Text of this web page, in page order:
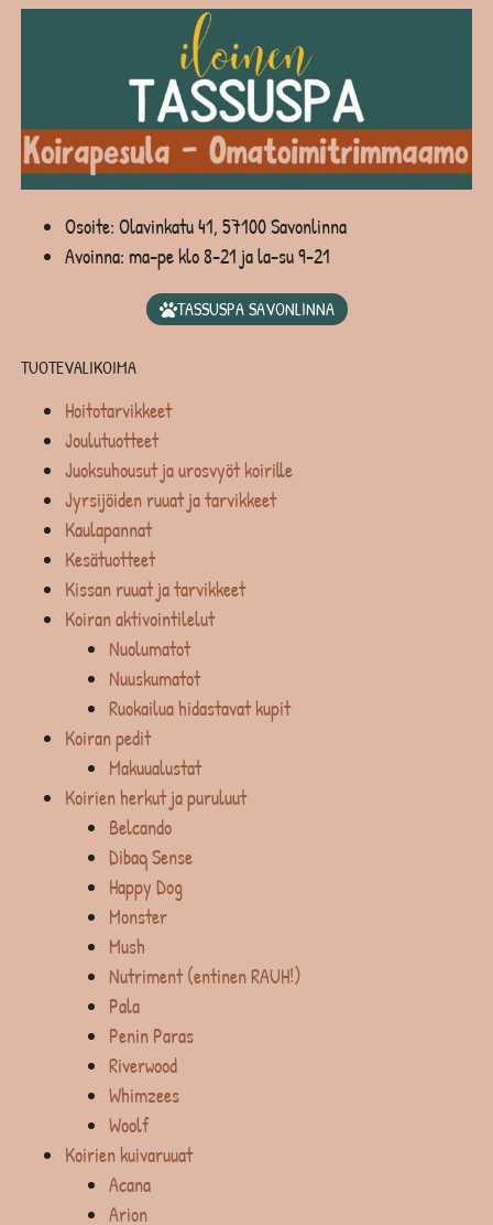
Osoite: Olavinkatu 41, 57100 Savonlinna
Avoinna: ma-pe klo 8-21 ja la-su 9-21
TASSUSPA SAVONLINNA
TUOTEVALIKOIMA
Hoitotarvikkeet
Joulutuotteet
Juoksuhousut ja urosvyöt koirille
Jyrsijöiden ruuat ja tarvikkeet
Kaulapannat
Kesätuotteet
Kissan ruuat ja tarvikkeet
Koiran aktivointilelut
Nuolumatot
Nuuskumatot
Ruokailua hidastavat kupit
Koiran pedit
Makuualustat
Koirien herkut ja puruluut
Belcando
Dibaq Sense
Happy Dog
Monster
Mush
Nutriment (entinen RAUH!)
Pala
Penin Paras
Riverwood
Whimzees
Woolf
Koirien kuivaruuat
Acana
Arion